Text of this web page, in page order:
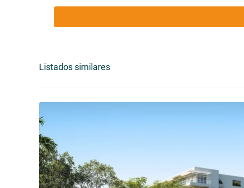
Listados similares